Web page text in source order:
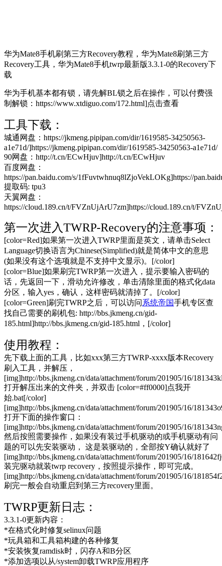
华为Mate8手机刷第三方Recovery教程，华为Mate8刷第三方
Recovery工具，华为Mate8手机twrp最新版3.3.1-0的Recovery下
载
华为手机基本都有锁，请先解BL锁之后在操作，可以付费强
制解锁：https://www.xtdiguo.com/172.html]点击查看
工具下载：
城通网盘：https://jkmeng.pipipan.com/dir/1619585-34250563-
a1e71d/]https://jkmeng.pipipan.com/dir/1619585-34250563-a1e71d/
90网盘：http://t.cn/ECwHjuv]http://t.cn/ECwHjuv
百度网盘：
https://pan.baidu.com/s/1fFuvtwhnuq8lZjoVekLOKg]https://
提取码: tpu3
天翼网盘：
https://cloud.189.cn/t/FVZnUjArU7zm]https://cloud.189.cn/t/
第一次进入TWRP-Recovery的注意事项：
[color=Red]如果第一次进入TWRP里面是英文，请单击Select
Language切换语言为Chinese(Simplified)就是简体中文的意思
(如果没有这个选项就是不支持中文显示)。[/color]
[color=Blue]如果刷完TWRP第一次进入，提示要输入密码的
话，先返回一下，滑动允许修改，单击清除里面的格式化data
分区，输入yes，确认，这样密码就清掉了。[/color]
[color=Green]刷完TWRP之后，可以访问系统帝国手机专区查
找自己需要的刷机包: http://bbs.jkmeng.cn/gid-
185.html]http://bbs.jkmeng.cn/gid-185.html，[/color]
使用教程：
先下载上面的工具，比如xxx第三方TWRP-xxxx版本Recovery
刷入工具，并解压，
[img]http://bbs.jkmeng.cn/data/attachment/forum/201905/16/
打开解压出来的文件夹，并双击 [color=#ff0000]点我开
始.bat[/color]
[img]http://bbs.jkmeng.cn/data/attachment/forum/201905/16/
打开下面的操作窗口：
[img]http://bbs.jkmeng.cn/data/attachment/forum/201905/16/
然后按照需要操作，如果没有装过手机驱动的或手机驱动有问
题的可以先安装驱动， 这是装驱动的，全部按Y确认就好了
[img]http://bbs.jkmeng.cn/data/attachment/forum/201905/16/
装完驱动就装twrp recovery，按照提示操作，即可完成。
[img]http://bbs.jkmeng.cn/data/attachment/forum/201905/16/
刷完一般会自动重启到第三方recovery里面。
TWRP更新日志：
3.3.1-0更新内容：
*在格式化时修复selinux问题
*玩具箱和工具箱构建的各种修复
*安装恢复ramdisk时，闪存A和B分区
*添加选项以从/system卸载TWRP应用程序